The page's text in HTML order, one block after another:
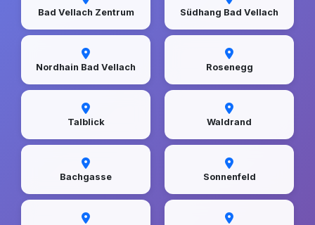
Bad Vellach Zentrum Südhang Bad Vellach
Nordhain Bad Vellach Rosenegg
Talblick Waldrand
Bachgasse Sonnenfeld